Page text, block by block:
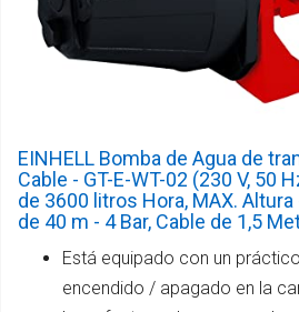
EINHELL Bomba de Agua de
Cable - GT-E-WT-02 (230 V, 50
de 3600 litros Hora, MAX.
de 40 m - 4 Bar, Cable de 1,5
Está equipado con un
encendido / apagado en la